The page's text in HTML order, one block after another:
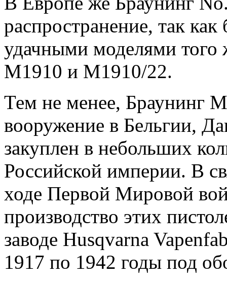
распространение, так
удачными моделями того
M1910 и М1910/22.
Тем не менее, Браунинг
вооружение в Бельгии,
закуплен в небольших
Российской империи. В
ходе Первой Мировой
производство этих
заводе Husqvarna
1917 по 1942 годы под